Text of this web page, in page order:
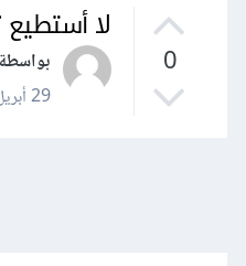
0
لا
29 أبريل 2020